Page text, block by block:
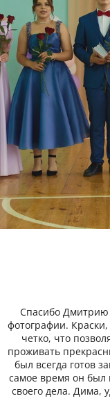
Спасибо Дмитрию
фотографии.
четко, что
проживать
был всегда готов
самое время он был
своего дела. Дима,